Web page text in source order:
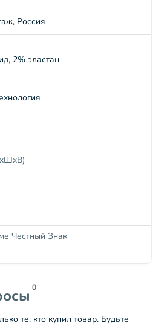
Россия
2% эластан
Честный Знак
0
те, кто купил товар. Будьте